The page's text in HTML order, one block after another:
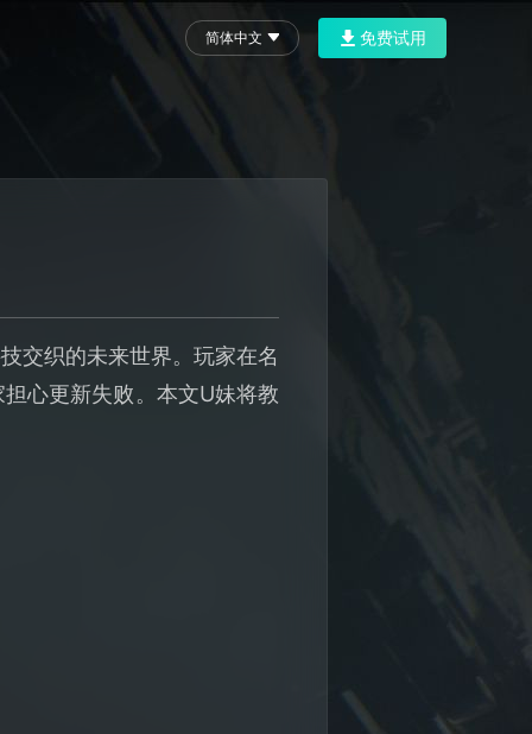
简体中文 免费试用
交织的未来世界。玩家在名
心更新失败。本文U妹将教